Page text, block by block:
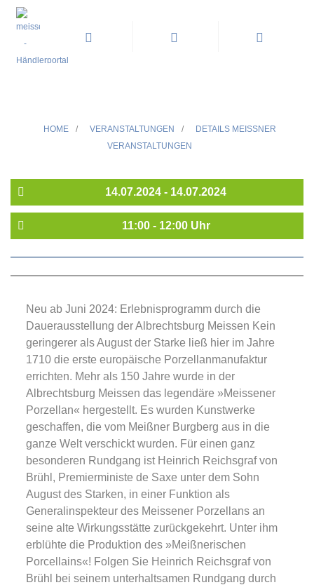
Erlebnisrundgang »Das geheime
HOME / VERANSTALTUNGEN /
DETAILS MEISSNER V
ERANSTALTUNGEN
14.07.2024 - 14.07.2024
11:00 - 12:00 Uhr
Neu ab Juni 2024: Erlebnisprogramm durch die
Dauerausstellung der Albrechtsburg Meissen Kein
geringerer als August der Starke ließ hier im Jahre
1710 die erste europäische Porzellanmanufaktur
errichten. Mehr als 150 Jahre wurde in der
Albrechtsburg Meissen das legendäre »Meissener
Porzellan« hergestellt. Es wurden Kunstwerke
geschaffen, die vom Meißner Burgberg aus in die
ganze Welt verschickt wurden. Für einen ganz
besonderen Rundgang ist Heinrich Reichsgraf von
Brühl, Premierministe de Saxe unter dem Sohn
August des Starken, in einer Funktion als
Generalinspekteur des Meissener Porzellans an
seine alte Wirkungsstätte zurückgekehrt. Unter ihm
erblühte die Produktion des »Meißnerischen
Porcellains«! Folgen Sie Heinrich Reichsgraf von
Brühl bei seinem unterhaltsamen Rundgang durch